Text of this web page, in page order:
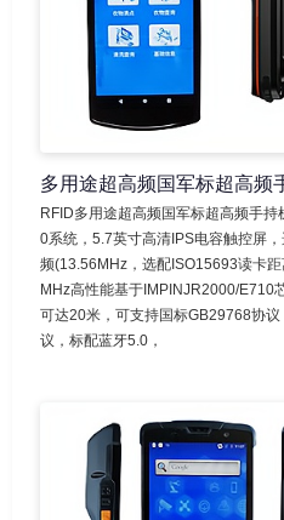
多用途超高频国军标超高频
RFID多用途超高频国军标超高频手
0系统，5.7英寸高清IPS电容触控屏
频(13.56MHz，选配ISO15693读卡
MHz高性能基于IMPINJR2000/E710
可达20米，可支持国标GB29768协
议，标配蓝牙5.0，